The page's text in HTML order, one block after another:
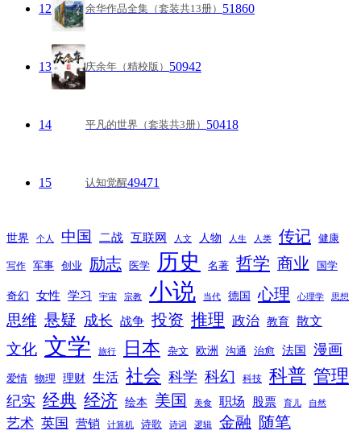
12 余华作品全集（套装共13册） 51860
13 庆余年（精校版） 50942
14 平凡的世界（套装共3册） 50418
15 认知觉醒49471
世界 个人 中国 二战 互联网 人文 人物 人生 人类 传记 健康
写作 军事 创业 励志 医学 历史 名著 哲学 商业 国学
奇幻 女性 学习 宇宙 宗教 小说 当代 德国 心理 心理学 思想
思维 悬疑 成长 战争 投资 推理 政治 教育 散文
文化 文学 旅行 日本 杂文 欧洲 沟通 治愈 法国 漫画
爱情 物理 理财 生活 社会 科学 科幻 科技 科普 管理
纪实 经典 经济 绘本 美国 美食 职场 股票 育儿 自然
艺术 英国 营销 计算机 诗歌 诗词 逻辑 金融 随笔